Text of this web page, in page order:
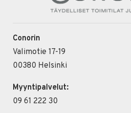
Conorin
Valimotie 17-19
00380 Helsinki
Myyntipalvelut:
09 61 222 30